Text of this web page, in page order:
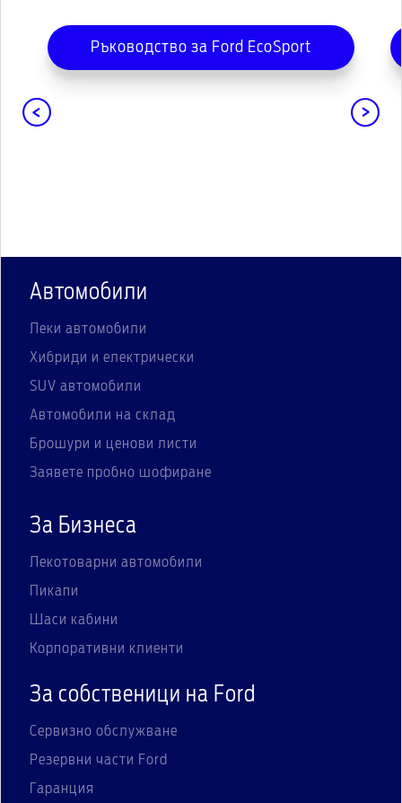
Ръководство за Ford EcoSport
Автомобили
Леки автомобили
Хибриди и електрически
SUV автомобили
Автомобили на склад
Брошури и ценови листи
Заявете пробно шофиране
За Бизнеса
Лекотоварни автомобили
Пикапи
Шаси кабини
Корпоративни клиенти
За собственици на Ford
Сервизно обслужване
Резервни части Ford
Гаранция